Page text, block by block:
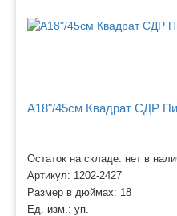
A18"/45см Квадрат СДР
Остаток на складе: нет в
Артикул: 1202-2427
Размер в дюймах: 18
Ед. изм.: уп.